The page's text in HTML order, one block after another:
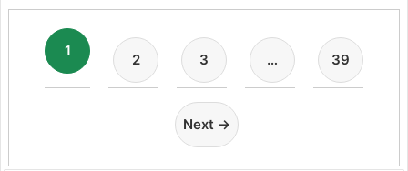
1
2 3 … 39
Next →